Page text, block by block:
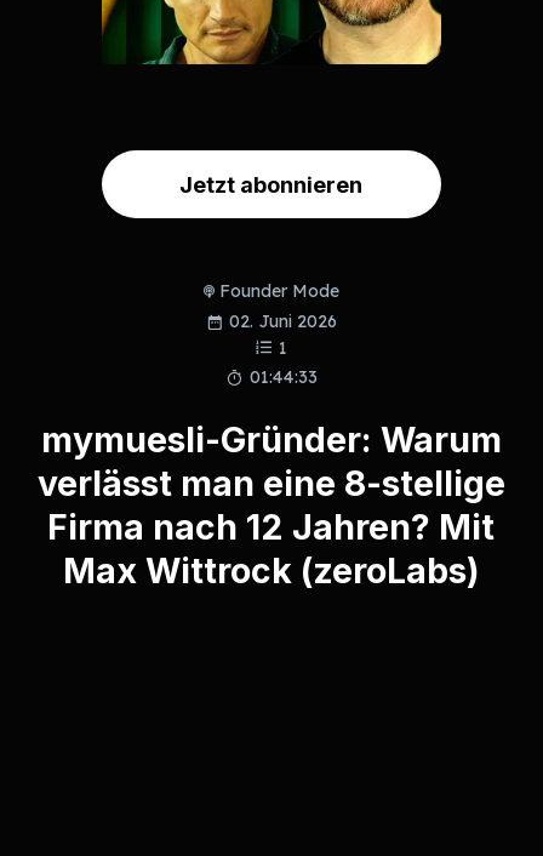
Jetzt abonnieren
Founder Mode
02. Juni 2026
1
01:44:33
mymuesli-Gründer: Warum
verlässt man eine 8-stellige
Firma nach 12 Jahren? Mit
Max Wittrock (zeroLabs)